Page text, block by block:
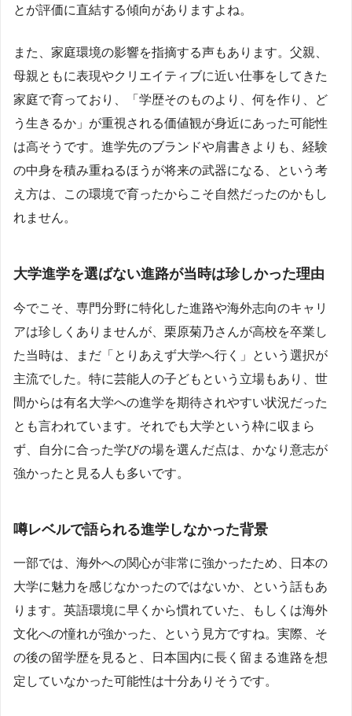
とが評価に直結する傾向がありますよね。
また、家庭環境の影響を指摘する声もあります。父親、
母親ともに表現やクリエイティブに近い仕事をしてきた
家庭で育っており、「学歴そのものより、何を作り、ど
う生きるか」が重視される価値観が身近にあった可能性
は高そうです。進学先のブランドや肩書きよりも、経験
の中身を積み重ねるほうが将来の武器になる、という考
え方は、この環境で育ったからこそ自然だったのかもし
れません。
大学進学を選ばない進路が当時は珍しかった理由
今でこそ、専門分野に特化した進路や海外志向のキャリ
アは珍しくありませんが、栗原菊乃さんが高校を卒業し
た当時は、まだ「とりあえず大学へ行く」という選択が
主流でした。特に芸能人の子どもという立場もあり、世
間からは有名大学への進学を期待されやすい状況だった
とも言われています。それでも大学という枠に収まら
ず、自分に合った学びの場を選んだ点は、かなり意志が
強かったと見る人も多いです。
噂レベルで語られる進学しなかった背景
一部では、海外への関心が非常に強かったため、日本の
大学に魅力を感じなかったのではないか、という話もあ
ります。英語環境に早くから慣れていた、もしくは海外
文化への憧れが強かった、という見方ですね。実際、そ
の後の留学歴を見ると、日本国内に長く留まる進路を想
定していなかった可能性は十分ありそうです。